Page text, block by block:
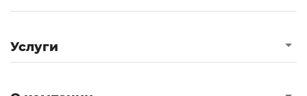
Услуги